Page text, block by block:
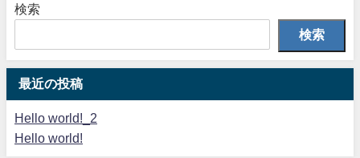
検索
検索
最近の投稿
Hello world!_2
Hello world!